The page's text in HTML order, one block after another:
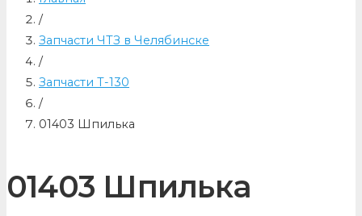
/
Запчасти ЧТЗ в Челябинске
/
Запчасти Т-130
/
01403 Шпилька
01403 Шпилька